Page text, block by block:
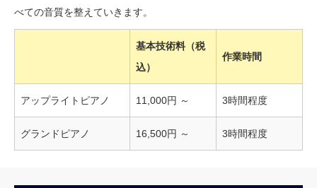
べての音質を整えていきます。
基本技術料（税
込）
作業時間
アップライトピアノ 11,000円 ～ 3時間程度
グランドピアノ 16,500円 ～ 3時間程度